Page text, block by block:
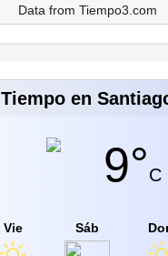
Data from Tiempo3.com
Tiempo en
9°C
Vie Sáb